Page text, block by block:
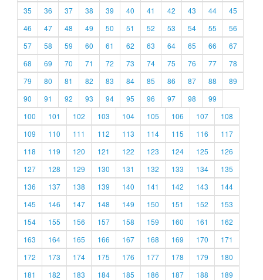
35
36 37 38 39 40 41 42 43 44
45
46
47 48 49 50 51 52 53 54 55
56
57
58 59 60 61 62 63 64 65 66
67
68
69 70 71 72 73 74 75 76 77
78
79
80 81 82 83 84 85 86 87 88
89
90
91 92 93 94 95 96 97 98
99
100
101 102 103 104 105 106 107
108
109
110 111 112 113 114 115 116
117
118
119 120 121 122 123 124 125
126
127
128 129 130 131 132 133 134
135
136
137 138 139 140 141 142 143
144
145
146 147 148 149 150 151 152
153
154
155 156 157 158 159 160 161
162
163
164 165 166 167 168 169 170
171
172
173 174 175 176 177 178 179
180
181
182 183 184 185 186 187 188
189